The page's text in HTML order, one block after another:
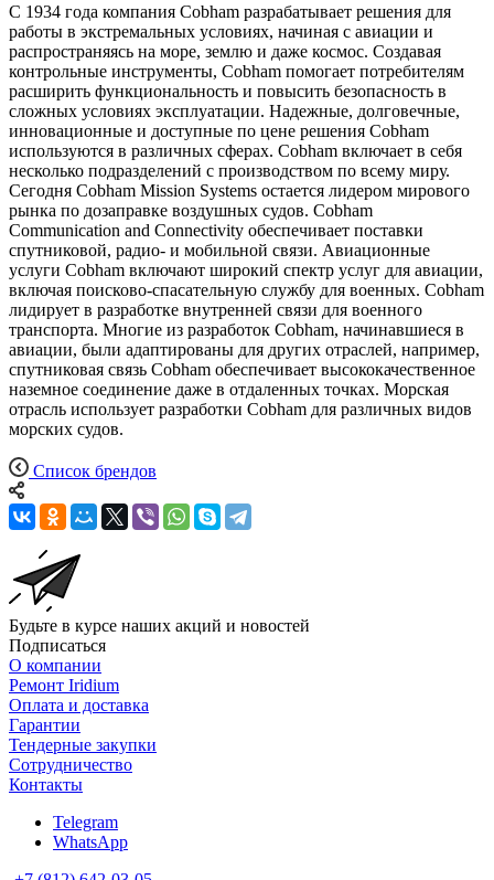
С 1934 года компания Cobham разрабатывает решения для
работы в экстремальных условиях, начиная с авиации и
распространяясь на море, землю и даже космос. Создавая
контрольные инструменты, Cobham помогает потребителям
расширить функциональность и повысить безопасность в
сложных условиях эксплуатации. Надежные, долговечные,
инновационные и доступные по цене решения Cobham
используются в различных сферах. Cobham включает в себя
несколько подразделений с производством по всему миру.
Сегодня Cobham Mission Systems остается лидером мирового
рынка по дозаправке воздушных судов. Cobham
Communication and Connectivity обеспечивает поставки
спутниковой, радио- и мобильной связи. Авиационные
услуги Cobham включают широкий спектр услуг для авиации,
включая поисково-спасательную службу для военных. Cobham
лидирует в разработке внутренней связи для военного
транспорта. Многие из разработок Cobham, начинавшиеся в
авиации, были адаптированы для других отраслей, например,
спутниковая связь Cobham обеспечивает высококачественное
наземное соединение даже в отдаленных точках. Морская
отрасль использует разработки Cobham для различных видов
морских судов.
Список брендов
Будьте в курсе наших акций и новостей
Подписаться
О компании
Ремонт Iridium
Оплата и доставка
Гарантии
Тендерные закупки
Сотрудничество
Контакты
Telegram
WhatsApp